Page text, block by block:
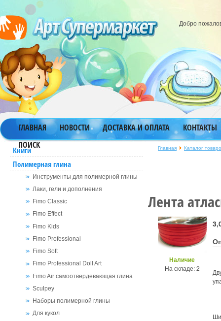
Добро
ГЛАВНАЯ НОВОСТИ ДОСТАВКА И ОПЛАТА
КОНТАКТЫ
ПОИСК
Книги
Полимерная глина
Инструменты для полимерной глины
Лаки, гели и дополнения
Fimo Classic
Fimo Effect
Fimo Kids
Fimo Professional
Fimo Soft
Fimo Professional Doll Art
Fimo Air самоотвердевающая глина
Sculpey
Наборы полимерной глины
Для кукол
Главная Каталог
Лента
Наличие
На складе: 2